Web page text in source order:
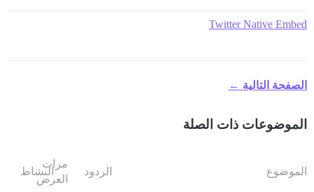
Twitter Native Embed
الصفحة التالية ←
الموضوعات ذات الصلة
الموضوع الردود
مرات
العرض
النشاط